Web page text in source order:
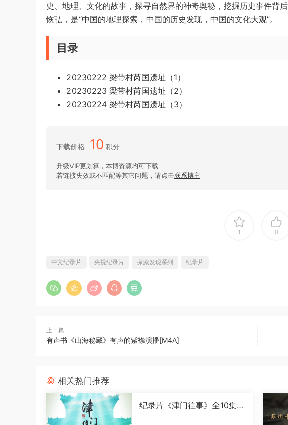
史、地理、文化的故事，探寻自然界的神奇奥秘，挖掘历史事件背
恢弘，是“中国的地理探索，中国的历史发现，中国的文化大观”。
目录
20230222 梁带村芮国遗址（1）
20230223 梁带村芮国遗址（2）
20230224 梁带村芮国遗址（3）
下载价格 10 积分
升级VIP更划算，本博资源均可下载
若链接失效或不匹配等其它问题，请点击联系博主
1 0
中文纪录片 央视纪录片 探索发现系列 纪录片
上一篇
有声书《山海秘藏》有声的紫襟演播[M4A]
相关热门推荐
纪录片《津门往事》全10集国